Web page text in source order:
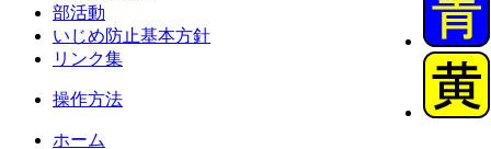
部活動
いじめ防止基本方針
リンク集
操作方法
ホーム